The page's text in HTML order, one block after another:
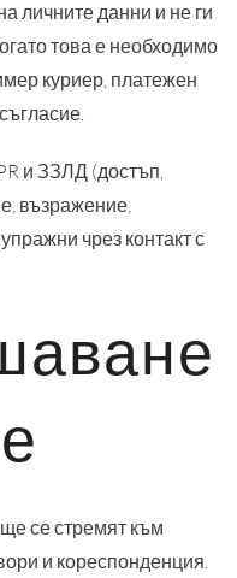
личните данни и не ги
това е необходимо
куриер, платежен
и ЗЗЛД (достъп,
възражение,
чрез контакт с
се стремят към
и кореспонденция.